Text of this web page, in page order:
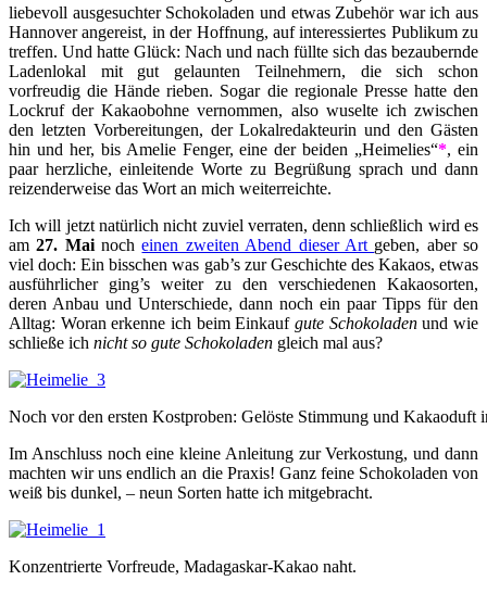
liebevoll ausgesuchter Schokoladen und etwas Zubehör war ich aus
Hannover angereist, in der Hoffnung, auf interessiertes Publikum zu
treffen. Und hatte Glück: Nach und nach füllte sich das bezaubernde
Ladenlokal mit gut gelaunten Teilnehmern, die sich schon
vorfreudig die Hände rieben. Sogar die regionale Presse hatte den
Lockruf der Kakaobohne vernommen, also wuselte ich zwischen
den letzten Vorbereitungen, der Lokalredakteurin und den Gästen
hin und her, bis Amelie Fenger, eine der beiden „Heimelies“*, ein
paar herzliche, einleitende Worte zu Begrüßung sprach und dann
reizenderweise das Wort an mich weiterreichte.
Ich will jetzt natürlich nicht zuviel verraten, denn schließlich wird es
am27. Mainocheinen zweiten Abend dieser Art geben, aber so
viel doch: Ein bisschen was gab’s zur Geschichte des Kakaos, etwas
ausführlicher ging’s weiter zu den verschiedenen Kakaosorten,
deren Anbau und Unterschiede, dann noch ein paar Tipps für den
Alltag: Woran erkenne ich beim Einkauf gute Schokoladenund wie
schließe ich nicht so gute Schokoladen gleich mal aus?
Noch vor den ersten Kostproben: Gelöste Stimmung und Kakaoduft
Im Anschluss noch eine kleine Anleitung zur Verkostung, und dann
machten wir uns endlich an die Praxis! Ganz feine Schokoladen von
weiß bis dunkel, – neun Sorten hatte ich mitgebracht.
Konzentrierte Vorfreude, Madagaskar-Kakao naht.